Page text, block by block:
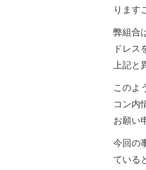
ります
弊組合
ドレス
上記と
このよ
コン内
お願い
今回の
ている